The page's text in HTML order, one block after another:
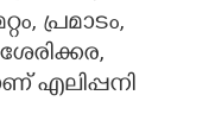
പ്രമാടം,
എലിപ്പനി